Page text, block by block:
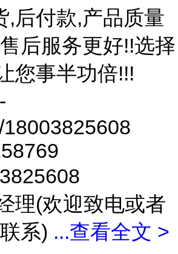
,后付款,产品质量
后服务更好!!选择
您事半功倍!!!
理(欢迎致电或者
系) ...查看全文 >